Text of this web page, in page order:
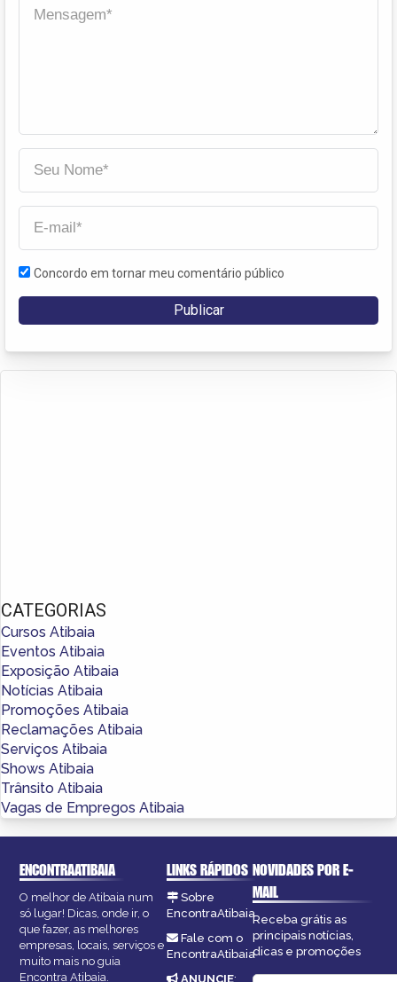
Concordo em tornar meu comentário público
CATEGORIAS
Cursos Atibaia
Eventos Atibaia
Exposição Atibaia
Notícias Atibaia
Promoções Atibaia
Reclamações Atibaia
Serviços Atibaia
Shows Atibaia
Trânsito Atibaia
Vagas de Empregos Atibaia
ENCONTRAATIBAIA
O melhor de Atibaia num
só lugar! Dicas, onde ir, o
que fazer, as melhores
empresas, locais, serviços e
muito mais no guia
Encontra Atibaia.
LINKS RÁPIDOS
Sobre
EncontraAtibaia
Fale com o
EncontraAtibaia
ANUNCIE:
NOVIDADES POR E-
MAIL
Receba grátis as
principais notícias,
dicas e promoções